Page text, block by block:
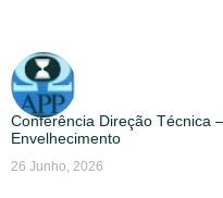
Conferência Direção Técnica
Envelhecimento
26 Junho, 2026